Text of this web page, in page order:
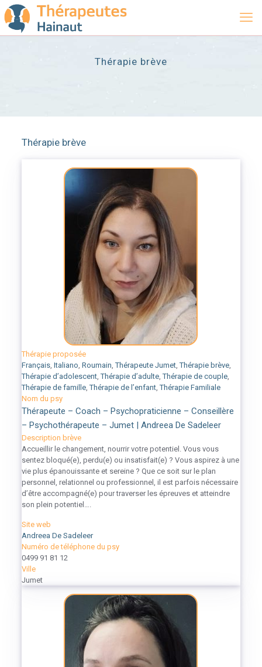
Thérapie brève
Thérapie brève
Nom du psy
Thérapeute – Coach – Psychopraticienne – Conseillère
– Psychothérapeute – Jumet | Andreea De Sadeleer
Thérapie proposée
Français, Italiano, Roumain,Thérapeute Jumet,Thérapie brève,
Thérapie d’adolescent,Thérapie d’adulte,Thérapie de couple,
Thérapie de famille,Thérapie de l’enfant,Thérapie Familiale
Description brève
Accueillir le changement, nourrir votre potentiel. Vous vous
sentez bloqué(e), perdu(e) ou insatisfait(e) ? Vous aspirez à une
vie plus épanouissante et sereine ? Que ce soit sur le plan
personnel, relationnel ou professionnel, il est parfois nécessaire
d’être accompagné(e) pour traverser les épreuves et atteindre
son plein potentiel….
Site web
Andreea De Sadeleer
Numéro de téléphone du psy
0499 91 81 12
Ville
Jumet